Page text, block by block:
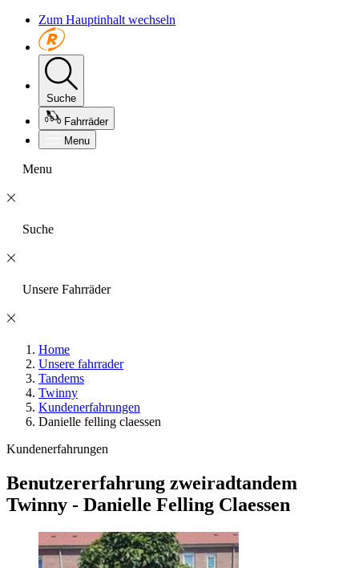
Zum Hauptinhalt wechseln
Suche
Fahrräder
Menu
Menu
Suche
Unsere Fahrräder
Home
Unsere fahrrader
Tandems
Twinny
Kundenerfahrungen
Danielle felling claessen
Kundenerfahrungen
Benutzererfahrung zweiradtandem
Twinny - Danielle Felling Claessen